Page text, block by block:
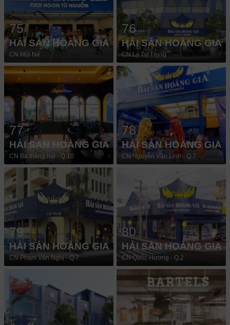
75
HẢI SẢN HOÀNG GIA
CN Mũi Né
76
HẢI SẢN HOÀNG GIA
CN Lý Tự Trọng
77
HẢI SẢN HOÀNG GIA
CN Ba tháng hai - Q.10
78
HẢI SẢN HOÀNG GIA
CN Nguyễn Văn Linh - Q.7
79
HẢI SẢN HOÀNG GIA
CN Phạm Văn Nghị - Q.7
80
HẢI SẢN HOÀNG GIA
CN Quốc Hương - Q.2